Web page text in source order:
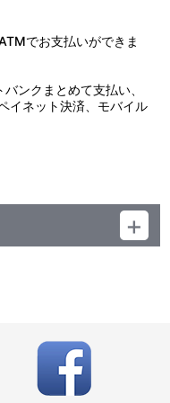
でお支払いができま
ンクまとめて支払い、
イネット決済、モバイル
作業の関係上、必ずしも
。
ざいません。